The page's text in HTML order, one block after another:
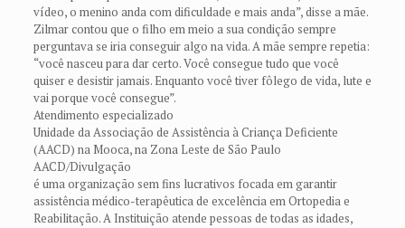
vídeo, o menino anda com dificuldade e mais anda”, disse a mãe.
Zilmar contou que o filho em meio a sua condição sempre
perguntava se iria conseguir algo na vida. A mãe sempre repetia:
“você nasceu para dar certo. Você consegue tudo que você
quiser e desistir jamais. Enquanto você tiver fôlego de vida, lute e
vai porque você consegue”.
Atendimento especializado
Unidade da Associação de Assistência à Criança Deficiente
(AACD) na Mooca, na Zona Leste de São Paulo
AACD/Divulgação
é uma organização sem fins lucrativos focada em garantir
assistência médico-terapêutica de excelência em Ortopedia e
Reabilitação. A Instituição atende pessoas de todas as idades,